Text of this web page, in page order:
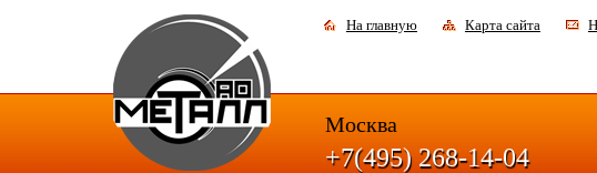
На главную Карта сайта
Москва
+7(495) 268-14-04